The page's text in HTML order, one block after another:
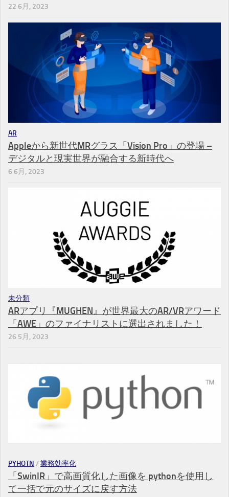
22 6月, 2023
AR
Appleから新世代MRグラス「Vision Pro」の登場 –
デジタルと現実世界が融合する新時代へ
6 6月, 2023
未分類
ARアプリ『MUGHEN』が世界最大のAR/VRアワード
「AWE」のファイナリストに選出されました！
26 5月, 2023
PYHOTN /業務効率化
「SwinIR」で高画質化した画像を pythonを使用し
て一括で元のサイズに戻す方法